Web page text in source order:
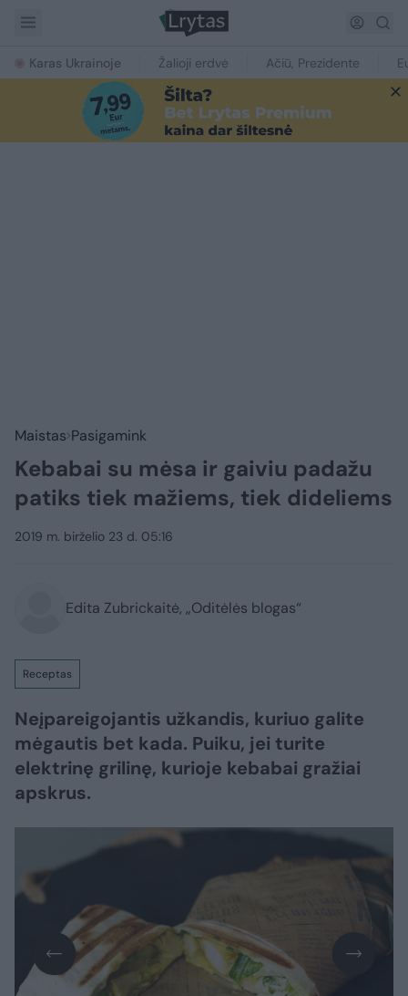
Karas Ukrainoje Žalioji erdvė Ačiū, Prezidente
Maistas Pasigamink
Kebabai su mėsa ir gaiviu padažu
patiks tiek mažiems, tiek dideliems
2019 m. birželio 23 d. 05:16
Edita Zubrickaitė, „Oditėlės blogas“
Receptas
Neįpareigojantis užkandis, kuriuo galite
mėgautis bet kada. Puiku, jei turite
elektrinę grilinę, kurioje kebabai gražiai
apskrus.